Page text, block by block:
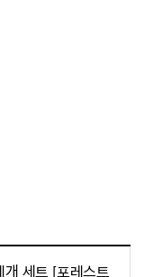
세트 [포레스트